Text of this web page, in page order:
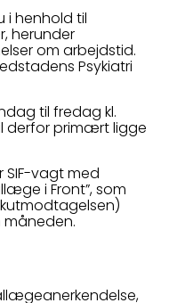
henhold til
herunder
om arbejdstid.
Psykiatri
til fredag kl.
derfor primært ligge
vagt med
i Front”, som